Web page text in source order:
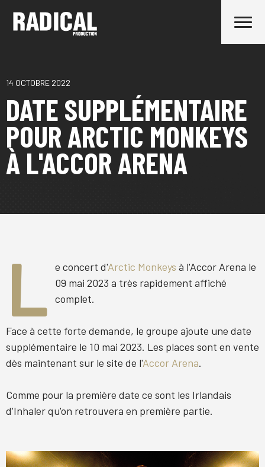
14 OCTOBRE 2022
DATE SUPPLÉMENTAIRE
POUR ARCTIC MONKEYS
À L'ACCOR ARENA
L e concert d'Arctic Monkeys à l'Accor Arena le
09 mai 2023 a très rapidement affiché
complet.
Face à cette forte demande, le groupe ajoute une date
supplémentaire le 10 mai 2023. Les places sont en vente
dès maintenant sur le site de l'Accor Arena.
Comme pour la première date ce sont les Irlandais
d'Inhalerqu'on retrouvera en première partie.